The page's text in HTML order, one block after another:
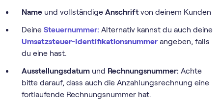
Name und vollständige Anschrift von deinem Kunden
Deine Steuernummer: Alternativ kannst du auch deine
Umsatzsteuer-Identifikationsnummer angeben, falls
du eine hast.
Ausstellungsdatum und Rechnungsnummer: Achte
bitte darauf, dass auch die Anzahlungsrechnung eine
fortlaufende Rechnungsnummer hat.